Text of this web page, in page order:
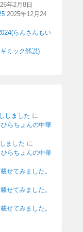
年2月8日
2025年12月24
らんさんもい
ミック解説)
しました に
らちょんの中華
ました に
らちょんの中華
せてみました。
せてみました。
せてみました。